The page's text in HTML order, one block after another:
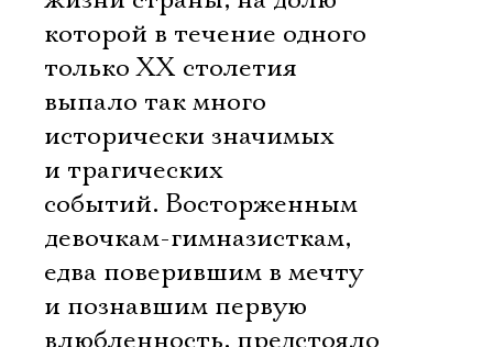
которой в течение одного
только ХХ столетия
выпало так много
исторически значимых
и трагических
событий. Восторженным
девочкам-гимназисткам,
едва поверившим в мечту
и познавшим первую
влюбленность, предстояло
Электропочта